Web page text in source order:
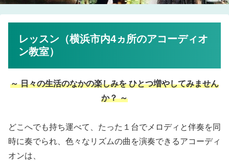
レッスン（横浜市内4ヵ所のアコーディオ
ン教室）
～ 日々の生活のなかの楽しみを ひとつ増やしてみません
か？ ～
どこへでも持ち運べて、たった１台でメロディと伴奏を同
時に奏でられ、色々なリズムの曲を演奏できるアコーディ
オンは、